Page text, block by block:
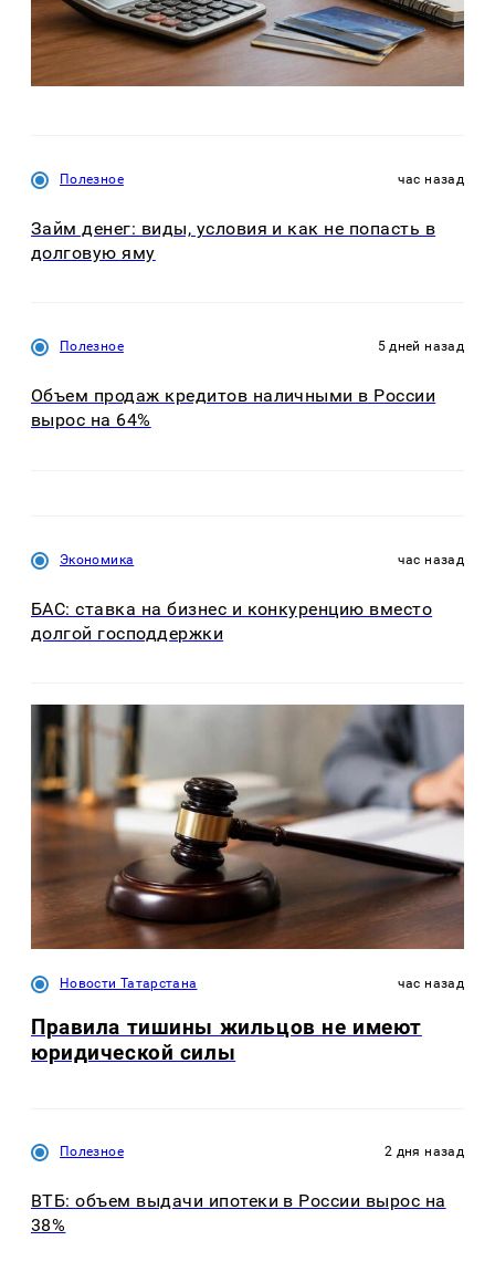
Полезное час назад
Займ денег: виды, условия и как не попасть в
долговую яму
Полезное 5 дней назад
Объем продаж кредитов наличными в России
вырос на 64%
Экономика час назад
БАС: ставка на бизнес и конкуренцию вместо
долгой господдержки
Новости Татарстана час назад
Правила тишины жильцов не имеют
юридической силы
Полезное 2 дня назад
ВТБ: объем выдачи ипотеки в России вырос на
38%